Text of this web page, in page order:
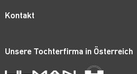
Kataloge
Patente
Preislisten
Kontakt
Anfrageformular
Unsere Tochterfirma in Österreich